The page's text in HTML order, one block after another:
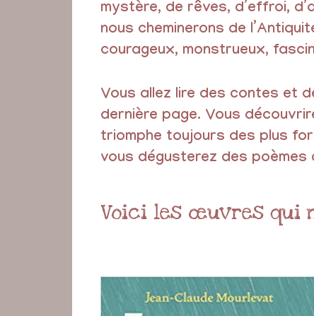
mystère, de rêves, d’effroi,
nous cheminerons de
courageux, monstrueux,
Vous allez lire des contes et
dernière page. Vous
triomphe toujours des plus
vous dégusterez des poèmes
Voici les œuvres qui